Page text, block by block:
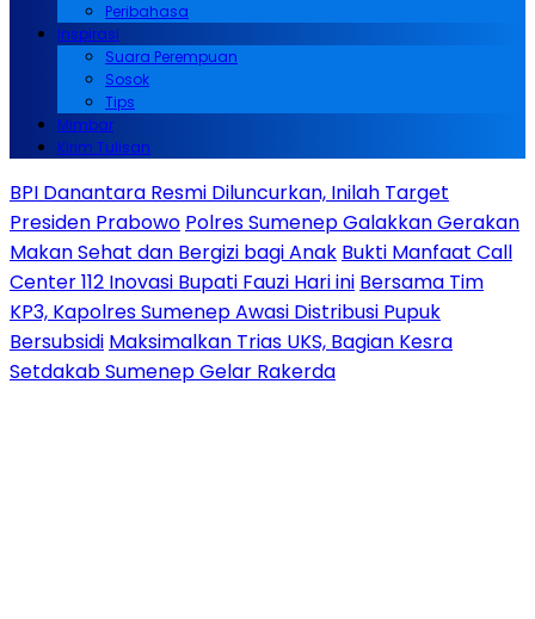
Peribahasa
Inspirasi
Suara Perempuan
Sosok
Tips
Mimbar
Kirim Tulisan
BPI Danantara Resmi Diluncurkan, Inilah Target
Presiden Prabowo Polres Sumenep Galakkan Gerakan
Makan Sehat dan Bergizi bagi Anak Bukti Manfaat Call
Center 112 Inovasi Bupati Fauzi Hari ini Bersama Tim
KP3, Kapolres Sumenep Awasi Distribusi Pupuk
Bersubsidi Maksimalkan Trias UKS, Bagian Kesra
Setdakab Sumenep Gelar Rakerda